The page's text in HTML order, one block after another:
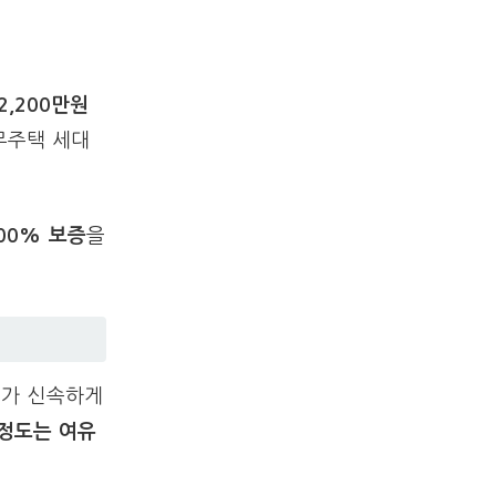
만원
택 세대
보증을
신속하게
도는 여유